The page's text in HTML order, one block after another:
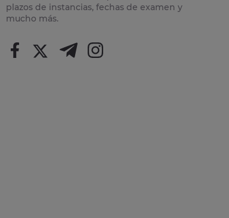
plazos de instancias, fechas de examen y
mucho más.